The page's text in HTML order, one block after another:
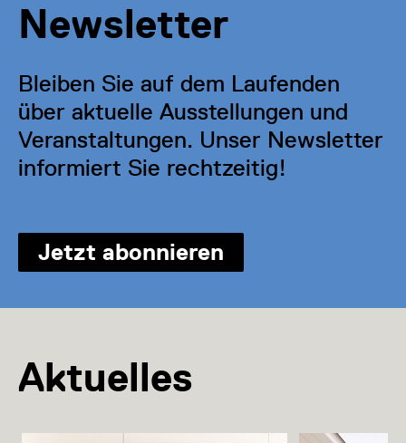
Newsletter
Bleiben Sie auf dem Laufenden
über aktuelle Ausstellungen und
Veranstaltungen. Unser Newsletter
informiert Sie rechtzeitig!
Jetzt abonnieren
Aktuelles